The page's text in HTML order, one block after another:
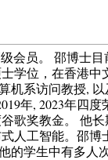
会员。 邵博士
学位，在香港
系访问教授,
年, 2023年
歌奖教金。 他
人工智能。邵
学生中有多